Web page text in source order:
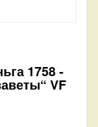
1758 -
VF